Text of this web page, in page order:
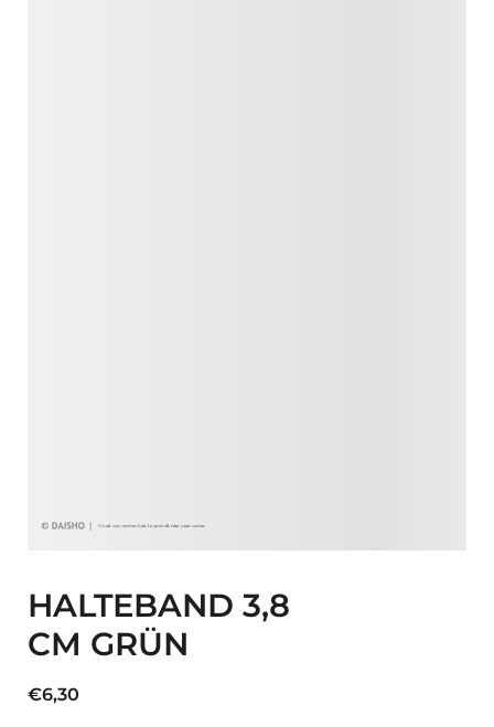
HALTEBAND 3,8
CM GRÜN
€6,30